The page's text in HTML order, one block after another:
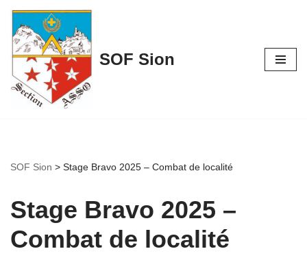
Aller
au
contenu
SOF Sion
SOF Sion > Stage Bravo 2025 – Combat de localité
Stage Bravo 2025 –
Combat de localité